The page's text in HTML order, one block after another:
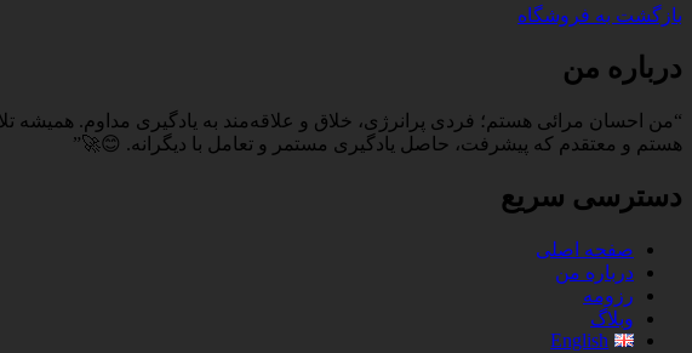
بازگشت به فروشگاه
درباره من
“من احسان مرائی هستم؛ فردی پرانرژی، خلاق و علاقه‌مند به یادگیری مداوم.
هستم و معتقدم که پیشرفت، حاصل یادگیری مستمر و تعامل با دیگرانه. 😊🚀”
دسترسی سریع
صفحه اصلی
درباره من
رزومه
وبلاگ
English